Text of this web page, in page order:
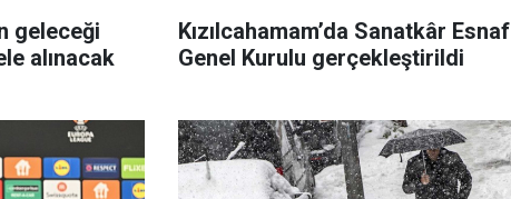
geleceği
alınacak
Kızılcahamam’da Sanatkâr Esnaf
Genel Kurulu gerçekleştirildi